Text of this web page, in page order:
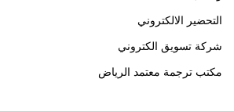
التحضير الالكتروني
شركة تسويق الكتروني
مكتب ترجمة معتمد الرياض